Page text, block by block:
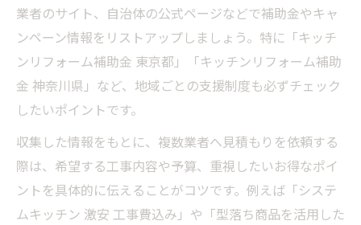
業者のサイト、自治体の公式ページなどで補助金やキャ
ンペーン情報をリストアップしましょう。特に「キッチ
ンリフォーム補助金 東京都」「キッチンリフォーム補助
金 神奈川県」など、地域ごとの支援制度も必ずチェック
したいポイントです。
収集した情報をもとに、複数業者へ見積もりを依頼する
際は、希望する工事内容や予算、重視したいお得なポイ
ントを具体的に伝えることがコツです。例えば「システ
ムキッチン 激安 工事費込み」や「型落ち商品を活用した